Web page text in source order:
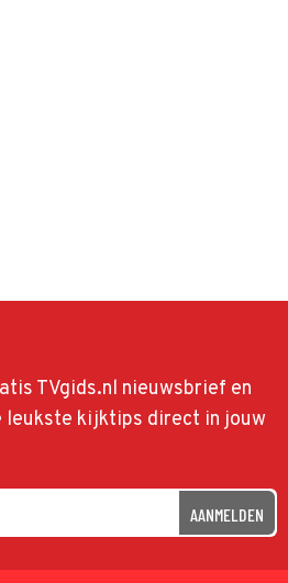
TVgids.nl nieuwsbrief en
leukste kijktips direct in jouw
AANMELDEN